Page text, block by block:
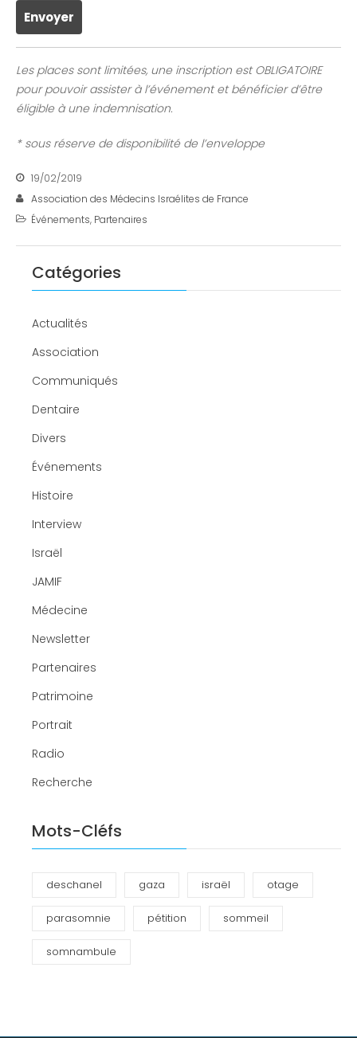
Les places sont limitées, une inscription est OBLIGATOIRE
pour pouvoir assister à l’événement et bénéficier d’être
éligible à une indemnisation.
* sous réserve de disponibilité de l’enveloppe
19/02/2019
Association des Médecins Israélites de France
Événements, Partenaires
Catégories
Actualités
Association
Communiqués
Dentaire
Divers
Événements
Histoire
Interview
Israël
JAMIF
Médecine
Newsletter
Partenaires
Patrimoine
Portrait
Radio
Recherche
Mots-Cléfs
deschanel gaza israël otage
parasomnie pétition sommeil
somnambule